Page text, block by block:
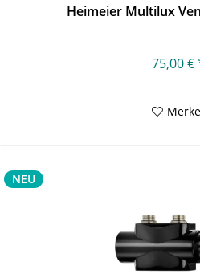
Heimeier Multilux
75,00 €
NEU